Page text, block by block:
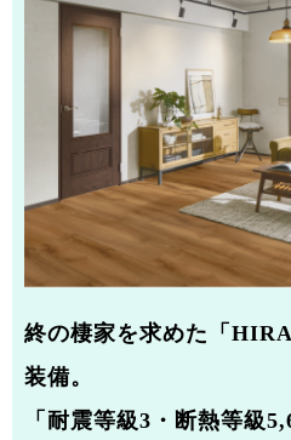
終の棲家を求めた「
装備。
「耐震等級3・断熱等級